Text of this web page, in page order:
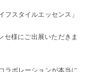
スタイルエッセンス」
セ様にご出展いただきま
ラボレーションが本当に